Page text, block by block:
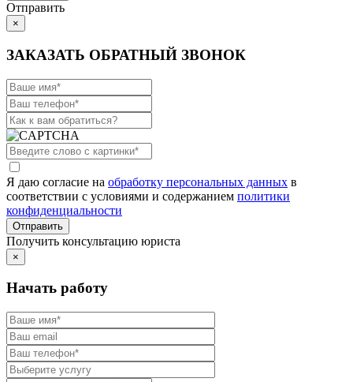
Отправить
×
ЗАКАЗАТЬ ОБРАТНЫЙ ЗВОНОК
Я даю согласие на обработку персональных данных в
соответствии с условиями и содержанием политики
конфиденциальности
Получить консультацию юриста
×
Начать работу